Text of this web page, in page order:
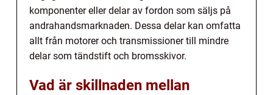
komponenter eller delar av fordon som säljs på
andrahandsmarknaden. Dessa delar kan omfatta
allt från motorer och transmissioner till mindre
delar som tändstift och bromsskivor.
Vad är skillnaden mellan